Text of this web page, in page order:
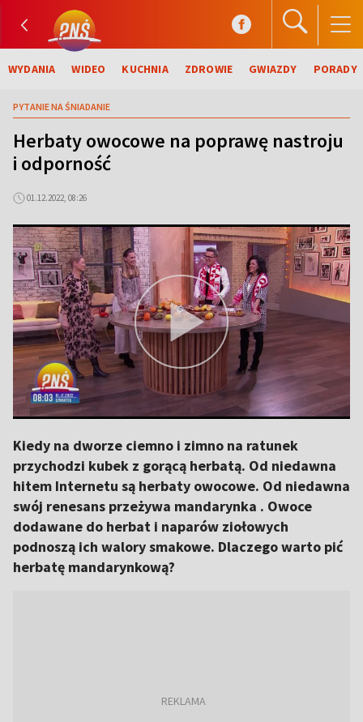
WYDANIA WIDEO KUCHNIA ZDROWIE GWIAZDY PORADY
PYTANIE NA ŚNIADANIE
Herbaty owocowe na poprawę nastroju
i odporność
01.12.2022, 08:26
Kiedy na dworze ciemno i zimno na ratunek
przychodzi kubek z gorącą herbatą. Od niedawna
hitem Internetu są herbaty owocowe. Od niedawna
swój renesans przeżywa mandarynka . Owoce
dodawane do herbat i naparów ziołowych
podnoszą ich walory smakowe. Dlaczego warto pić
herbatę mandarynkową?